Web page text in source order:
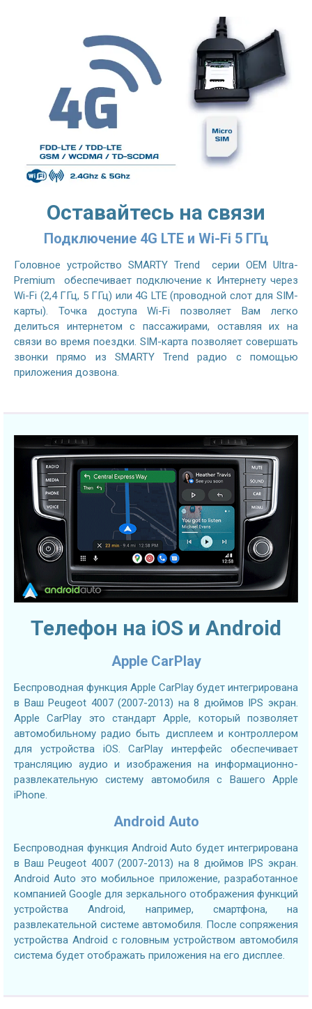
Оставайтесь на связи
Подключение 4G LTE и Wi-Fi 5 ГГц
Головное устройство SMARTY Trend серии OEM Ultra-
Premium обеспечивает подключение к Интернету через
Wi-Fi (2,4 ГГц, 5 ГГц) или 4G LTE (проводной слот для SIM-
карты). Точка доступа Wi-Fi позволяет Вам легко
делиться интернетом с пассажирами, оставляя их на
связи во время поездки. SIM-карта позволяет совершать
звонки прямо из SMARTY Trend радио с помощью
приложения дозвона.
Телефон на iOS и Android
Apple CarPlay
Беспроводная функция Apple CarPlay будет интегрирована
в Ваш Peugeot 4007 (2007-2013) на 8 дюймов IPS экран.
Apple CarPlay это стандарт Apple, который позволяет
автомобильному радио быть дисплеем и контроллером
для устройства iOS. CarPlay интерфейс обеспечивает
трансляцию аудио и изображения на информационно-
развлекательную систему автомобиля с Вашего Apple
iPhone.
Android Auto
Беспроводная функция Android Auto будет интегрирована
в Ваш Peugeot 4007 (2007-2013) на 8 дюймов IPS экран.
Android Auto это мобильное приложение, разработанное
компанией Google для зеркального отображения функций
устройства Android, например, смартфона, на
развлекательной системе автомобиля. После сопряжения
устройства Android с головным устройством автомобиля
система будет отображать приложения на его дисплее.